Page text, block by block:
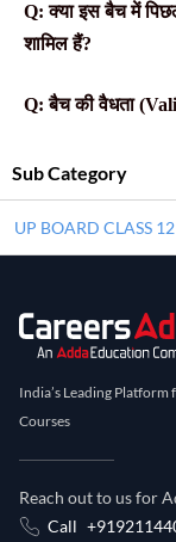
Q: क्या इस बैच में
शामिल हैं?
Q: बैच की वैधता
Sub Category
UP BOARD CLASS
India’s Leading Platform
Courses
Reach out to us for
Call